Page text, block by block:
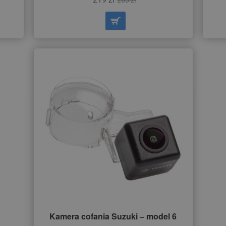
Kamera cofania Suzuki – model 6